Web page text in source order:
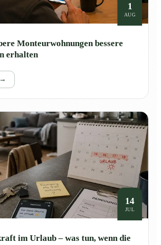
1
AUG
Monteurwohnungen bessere
erhalten
→
14
JUL
im Urlaub – was tun, wenn die